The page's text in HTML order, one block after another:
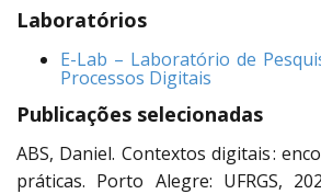
Laboratórios
E-Lab – Laboratório de
Processos Digitais
Publicações selecionadas
ABS, Daniel. Contextos digitais :
práticas. Porto Alegre: UFRGS,